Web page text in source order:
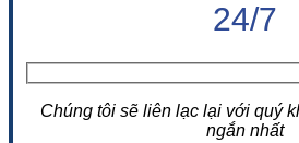
24/7
Chúng tôi sẽ liên lạc lại với quý
ngắn nhất